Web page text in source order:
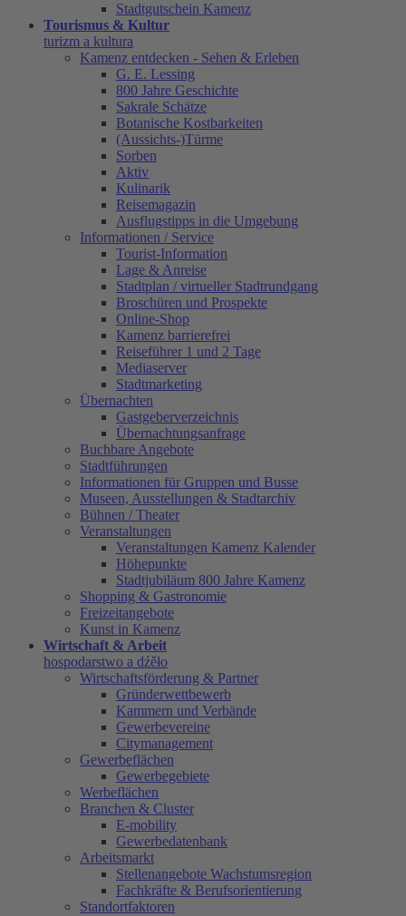
Stadtgutschein Kamenz
Tourismus & Kultur
turizm a kultura
Kamenz entdecken - Sehen & Erleben
G. E. Lessing
800 Jahre Geschichte
Sakrale Schätze
Botanische Kostbarkeiten
(Aussichts-)Türme
Sorben
Aktiv
Kulinarik
Reisemagazin
Ausflugstipps in die Umgebung
Informationen / Service
Tourist-Information
Lage & Anreise
Stadtplan / virtueller Stadtrundgang
Broschüren und Prospekte
Online-Shop
Kamenz barrierefrei
Reiseführer 1 und 2 Tage
Mediaserver
Stadtmarketing
Übernachten
Gastgeberverzeichnis
Übernachtungsanfrage
Buchbare Angebote
Stadtführungen
Informationen für Gruppen und Busse
Museen, Ausstellungen & Stadtarchiv
Bühnen / Theater
Veranstaltungen
Veranstaltungen Kamenz Kalender
Höhepunkte
Stadtjubiläum 800 Jahre Kamenz
Shopping & Gastronomie
Freizeitangebote
Kunst in Kamenz
Wirtschaft & Arbeit
hospodarstwo a dźěło
Wirtschaftsförderung & Partner
Gründerwettbewerb
Kammern und Verbände
Gewerbevereine
Citymanagement
Gewerbeflächen
Gewerbegebiete
Werbeflächen
Branchen & Cluster
E-mobility
Gewerbedatenbank
Arbeitsmarkt
Stellenangebote Wachstumsregion
Fachkräfte & Berufsorientierung
Standortfaktoren